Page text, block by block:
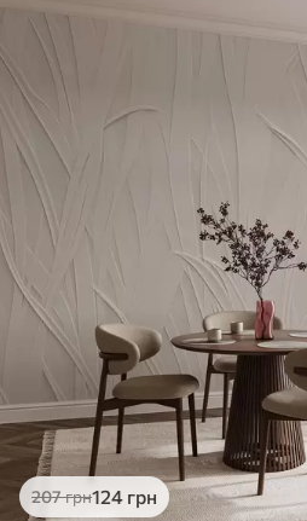
207грн124 грн